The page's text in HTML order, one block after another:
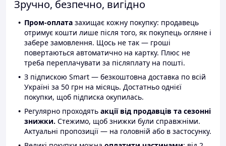
Зручно, безпечно, вигідно
Пром-оплата захищає кожну покупку: продавець
отримує кошти лише після того, як покупець огляне і
забере замовлення. Щось не так — гроші
повертаються автоматично на картку. Плюс не
треба переплачувати за післяплату на пошті.
З підпискою Smart — безкоштовна доставка по всій
Україні за 50 грн на місяць. Достатньо однієї
покупки, щоб підписка окупилась.
Регулярно проходять акції від продавців та сезонні
знижки. Стежимо, щоб знижки були справжніми.
Актуальні пропозиції — на головній або в застосунку.